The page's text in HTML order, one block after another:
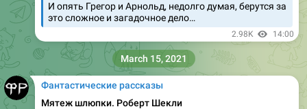
И опять Грегор и Арнольд, недолго думая, берутся за
это сложное и загадочное дело…
2.98K 14:00
Фантастические рассказы
Мятеж шлюпки. Роберт Шекли
March 15, 2021